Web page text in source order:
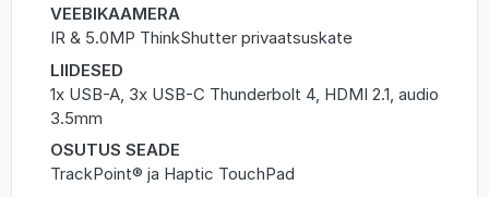
VEEBIKAAMERA
IR & 5.0MP ThinkShutter privaatsuskate
LIIDESED
1x USB-A, 3x USB-C Thunderbolt 4, HDMI 2.1, audio
3.5mm
OSUTUS SEADE
TrackPoint® ja Haptic TouchPad